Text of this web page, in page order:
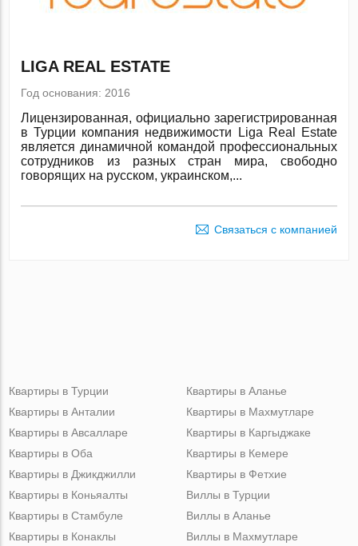
LIGA REAL ESTATE
Год основания: 2016
Лицензированная, официально зарегистрированная
в Турции компания недвижимости Liga Real Estate
является динамичной командой профессиональных
сотрудников из разных стран мира, свободно
говорящих на русском, украинском,...
Связаться с компанией
Квартиры в Турции
Квартиры в Анталии
Квартиры в Авсалларе
Квартиры в Оба
Квартиры в Джикджилли
Квартиры в Аланье
Квартиры в Махмутларе
Квартиры в Каргыджаке
Квартиры в Кемере
Квартиры в Фетхие
Квартиры в Коньяалты
Квартиры в Стамбуле
Квартиры в Конаклы
Виллы в Турции
Виллы в Аланье
Виллы в Махмутларе